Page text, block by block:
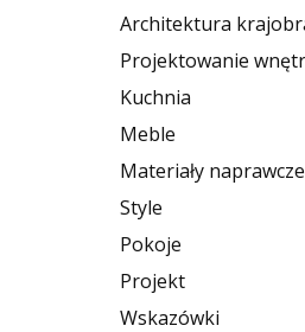
Architektura
Projektowanie
Kuchnia
Meble
Materiały
Style
Pokoje
Projekt
Wskazówki